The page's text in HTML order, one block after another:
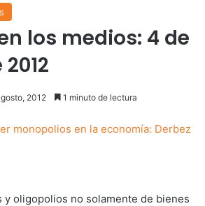
en los medios: 4 de
2012 1 minuto de lectura
monopolios en la economía: Derbez
y oligopolios no solamente de bienes